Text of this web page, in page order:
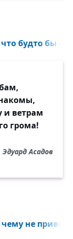
будто бы
и ветрам
грома!
Эдуард Асадов
не